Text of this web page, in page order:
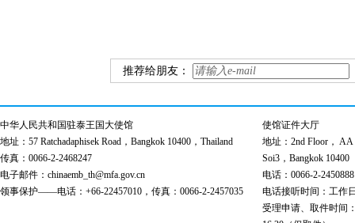
推荐给朋友：
中华人民共和国驻泰王国大使馆
地址：57 Ratchadaphisek Road，Bangkok 10400，Thailand
传真：0066-2-2468247
电子邮件：chinaemb_th@mfa.gov.cn
领事保护——电话：+66-22457010，传真：0066-2-2457035
使馆证件大厅
地址：2nd Floor， AA
Soi3，Bangkok 10400
电话：0066-2-
电话接听时间：工作
受理申请、取件时间